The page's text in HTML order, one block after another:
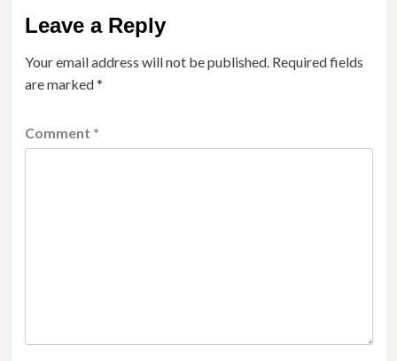
Leave a Reply
Your email address will not be published. Required fields
are marked*
Comment *